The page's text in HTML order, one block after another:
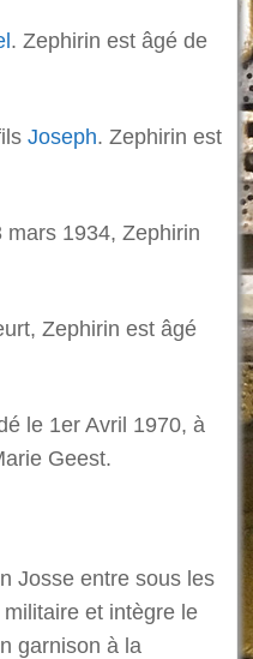
. Zephirin est âgé de
Joseph. Zephirin est
mars 1934, Zephirin
Zephirin est âgé
le 1er Avril 1970, à
Geest.
Josse entre sous les
et intègre le
garnison à la